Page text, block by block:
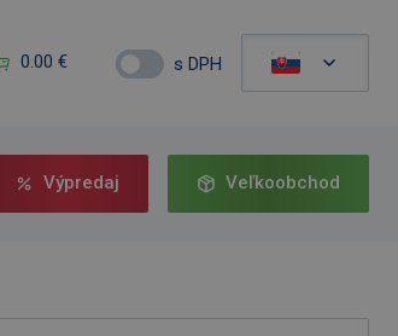
0.00 € s DPH
Výpredaj Veľkoobchod